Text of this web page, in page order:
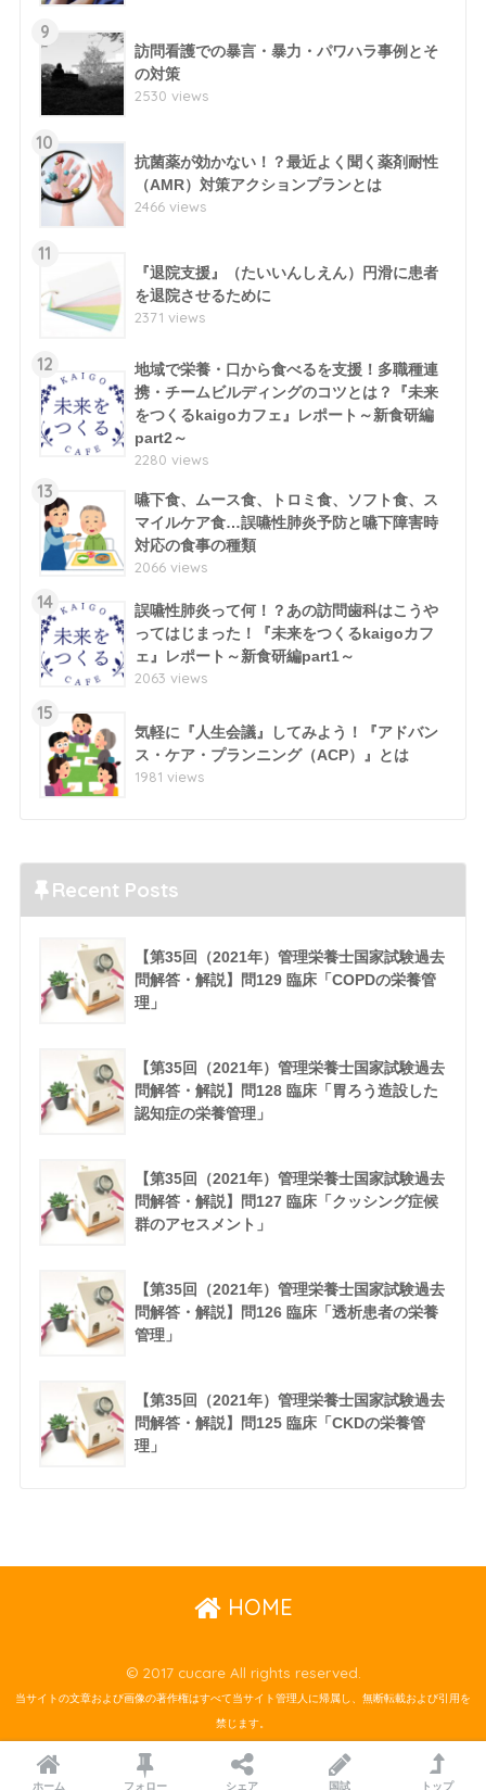
9
訪問看護での暴言・暴力・パワハラ事例とそ
の対策
2530 views
10
抗菌薬が効かない！？最近よく聞く薬剤耐性
（AMR）対策アクションプランとは
2466 views
11
『退院支援』（たいいんしえん）円滑に患者
を退院させるために
2371 views
12
地域で栄養・口から食べるを支援！多職種連
携・チームビルディングのコツとは？『未来
をつくるkaigoカフェ』レポート～新食研編
part2～
2280 views
13
嚥下食、ムース食、トロミ食、ソフト食、ス
マイルケア食…誤嚥性肺炎予防と嚥下障害時
対応の食事の種類
2066 views
14
誤嚥性肺炎って何！？あの訪問歯科はこうや
ってはじまった！『未来をつくるkaigoカフ
ェ』レポート～新食研編part1～
2063 views
15
気軽に『人生会議』してみよう！『アドバン
ス・ケア・プランニング（ACP）』とは
1981 views
Recent Posts
【第35回（2021年）管理栄養士国家試験過去
問解答・解説】問129 臨床「COPDの栄養管
理」
【第35回（2021年）管理栄養士国家試験過去
問解答・解説】問128 臨床「胃ろう造設した
認知症の栄養管理」
【第35回（2021年）管理栄養士国家試験過去
問解答・解説】問127 臨床「クッシング症候
群のアセスメント」
【第35回（2021年）管理栄養士国家試験過去
問解答・解説】問126 臨床「透析患者の栄養
管理」
【第35回（2021年）管理栄養士国家試験過去
問解答・解説】問125 臨床「CKDの栄養管
理」
HOME
© 2017 cucare All rights reserved.
当サイトの文章および画像の著作権はすべて当サイト管理人に帰属し、無断転載および引用を
禁じます。
ホーム フォロー シェア 国試 トップ